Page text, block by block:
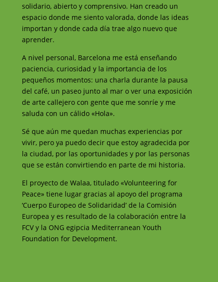
solidario, abierto y comprensivo. Han creado un
espacio donde me siento valorada, donde las ideas
importan y donde cada día trae algo nuevo que
aprender.
A nivel personal, Barcelona me está enseñando
paciencia, curiosidad y la importancia de los
pequeños momentos: una charla durante la pausa
del café, un paseo junto al mar o ver una exposición
de arte callejero con gente que me sonríe y me
saluda con un cálido «Hola».
Sé que aún me quedan muchas experiencias por
vivir, pero ya puedo decir que estoy agradecida por
la ciudad, por las oportunidades y por las personas
que se están convirtiendo en parte de mi historia.
El proyecto de Walaa, titulado «Volunteering for
Peace» tiene lugar gracias al apoyo del programa
‘Cuerpo Europeo de Solidaridad’ de la Comisión
Europea y es resultado de la colaboración entre la
FCV y la ONG egipcia Mediterranean Youth
Foundation for Development.